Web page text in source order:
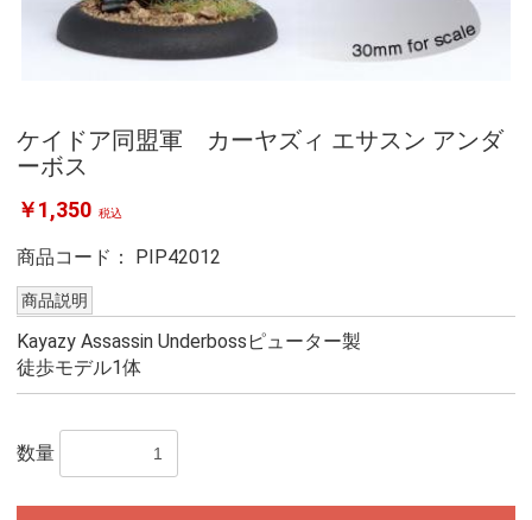
ケイドア同盟軍 カーヤズィ エサスン アンダ
ーボス
￥1,350 税込
商品コード： PIP42012
商品説明
Kayazy Assassin Underbossピューター製
徒歩モデル1体
数量